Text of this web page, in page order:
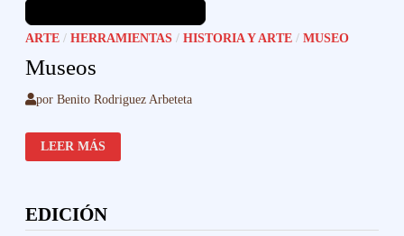
ARTE /HERRAMIENTAS /HISTORIA Y ARTE /MUSEO
Museos
porBenito Rodriguez Arbeteta
MUSEOS
LEER MÁS
EDICIÓN